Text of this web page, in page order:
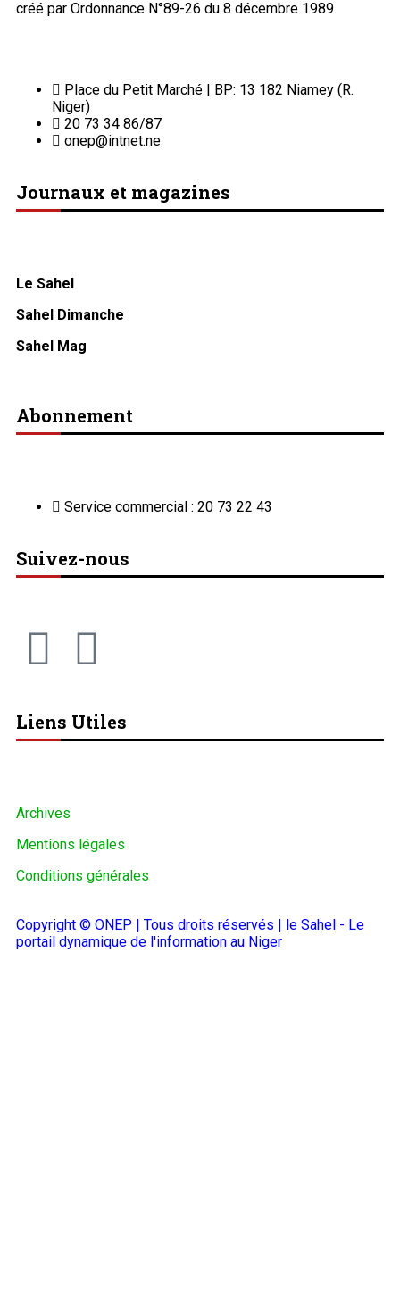
créé par Ordonnance N°89-26 du 8 décembre 1989
Place du Petit Marché | BP: 13 182 Niamey (R.
Niger)
20 73 34 86/87
onep@intnet.ne
Journaux et magazines
Le Sahel
Sahel Dimanche
Sahel Mag
Abonnement
Service commercial : 20 73 22 43
Suivez-nous
Liens Utiles
Archives
Mentions légales
Conditions générales
Copyright © ONEP | Tous droits réservés | le Sahel - Le
portail dynamique de l'information au Niger